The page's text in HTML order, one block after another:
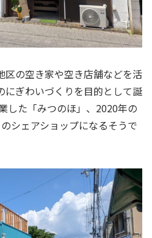
区の空き家や空き店舗などを活
にぎわいづくりを目的として誕
した「みつのほ」、2020年の
シェアショップになるそうで